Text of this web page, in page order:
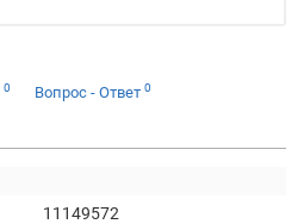
0 Вопрос - Ответ 0
11149572